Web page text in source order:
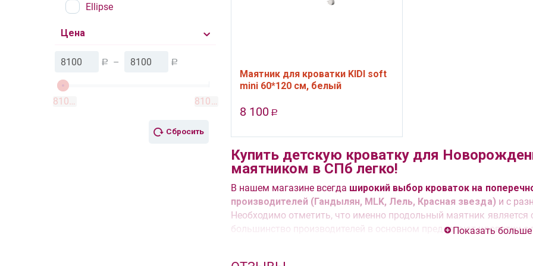
Ellipse
Цена
Р – Р
8100 8100
Сбросить
Маятник для кроватки KIDI soft
mini 60*120 см, белый
8 100 Р
Купить детскую кроватку для
маятником в СПб легко!
В нашем магазине всегда широкий выбор кроваток на
производителей (Гандылян, MLK, Лель, Красная звезда) и с
Необходимо отметить, что именно продольный маятник
большинство производителей в основном предлагают кроватки
Наличие маятника значительно упрощает жизнь молодым
Показать больше